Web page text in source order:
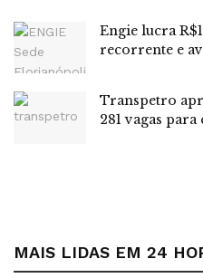
Engie lucra
recorrente e
Transpetro
281 vagas
MAIS LIDAS EM 24